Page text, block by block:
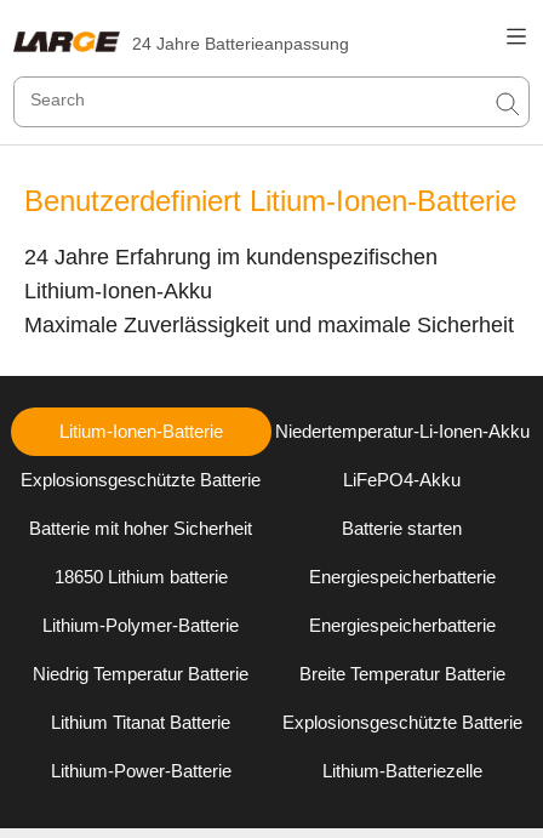
24 Jahre Batterieanpassung
Benutzerdefiniert Litium-Ionen-Batterie
24 Jahre Erfahrung im kundenspezifischen
Lithium-Ionen-Akku
Maximale Zuverlässigkeit und maximale Sicherheit
Litium-Ionen-Batterie Niedertemperatur-Li-Ionen-Akku
Explosionsgeschützte Batterie LiFePO4-Akku
Batterie mit hoher Sicherheit Batterie starten
18650 Lithium batterie Energiespeicherbatterie
Lithium-Polymer-Batterie Energiespeicherbatterie
Niedrig Temperatur Batterie Breite Temperatur Batterie
Lithium Titanat Batterie Explosionsgeschützte Batterie
Lithium-Power-Batterie Lithium-Batteriezelle